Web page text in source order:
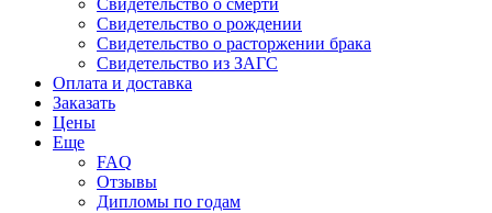
Свидетельство о смерти
Свидетельство о рождении
Свидетельство о расторжении брака
Свидетельство из ЗАГС
Оплата и доставка
Заказать
Цены
Еще
FAQ
Отзывы
Дипломы по годам